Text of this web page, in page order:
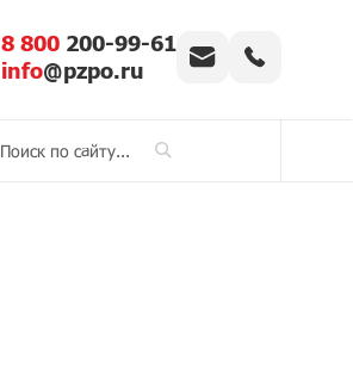
8 800 200-99-61
info@pzpo.ru